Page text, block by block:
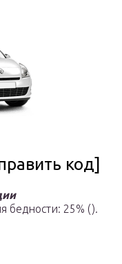
код]
бедности: 25% ().